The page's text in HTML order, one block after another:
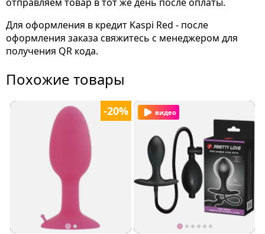
Для оформления в кредит Kaspi Red - после
оформления заказа свяжитесь с менеджером для
получения QR кода.
Похожие товары
-20% видео